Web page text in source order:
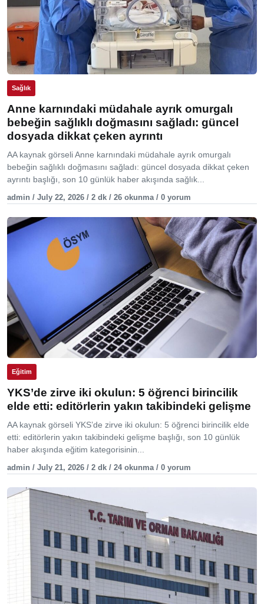
Sağlık
Anne karnındaki müdahale ayrık omurgalı
bebeğin sağlıklı doğmasını sağladı: güncel
dosyada dikkat çeken ayrıntı
AA kaynak görseli Anne karnındaki müdahale ayrık omurgalı
bebeğin sağlıklı doğmasını sağladı: güncel dosyada dikkat çeken
ayrıntı başlığı, son 10 günlük haber akışında sağlık...
admin / July 22, 2026 / 2 dk / 26 okunma / 0 yorum
Eğitim
YKS’de zirve iki okulun: 5 öğrenci birincilik
elde etti: editörlerin yakın takibindeki gelişme
AA kaynak görseli YKS’de zirve iki okulun: 5 öğrenci birincilik elde
etti: editörlerin yakın takibindeki gelişme başlığı, son 10 günlük
haber akışında eğitim kategorisinin...
admin / July 21, 2026 / 2 dk / 24 okunma / 0 yorum